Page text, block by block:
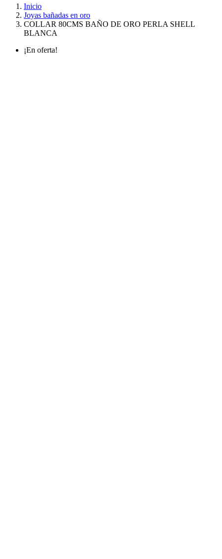
Inicio
Joyas bañadas en oro
COLLAR 80CMS BAÑO DE ORO PERLA SHELL
BLANCA
¡En oferta!